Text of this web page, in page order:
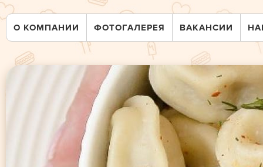
О КОМПАНИИ ФОТОГАЛЕРЕЯ ВАКАНСИИ